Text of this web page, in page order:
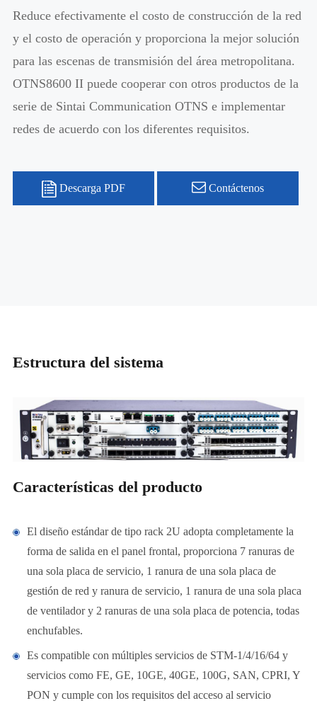
Reduce efectivamente el costo de construcción de la red
y el costo de operación y proporciona la mejor solución
para las escenas de transmisión del área metropolitana.
OTNS8600 II puede cooperar con otros productos de la
serie de Sintai Communication OTNS e implementar
redes de acuerdo con los diferentes requisitos.
Descarga PDF Contáctenos
Estructura del sistema
Características del producto
El diseño estándar de tipo rack 2U adopta completamente la
forma de salida en el panel frontal, proporciona 7 ranuras de
una sola placa de servicio, 1 ranura de una sola placa de
gestión de red y ranura de servicio, 1 ranura de una sola placa
de ventilador y 2 ranuras de una sola placa de potencia, todas
enchufables.
Es compatible con múltiples servicios de STM-1/4/16/64 y
servicios como FE, GE, 10GE, 40GE, 100G, SAN, CPRI, Y
PON y cumple con los requisitos del acceso al servicio